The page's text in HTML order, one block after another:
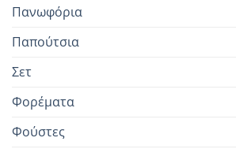
Πανωφόρια
Παπούτσια
Σετ
Φορέματα
Φούστες